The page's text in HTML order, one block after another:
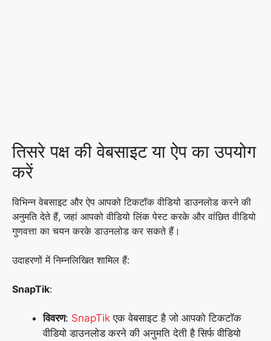
तिसरे पक्ष की वेबसाइट या ऐप का उपयोग
करें
विभिन्न वेबसाइट और ऐप आपको टिकटॉक वीडियो डाउनलोड करने की
अनुमति देते हैं, जहां आपको वीडियो लिंक पेस्ट करके और वांछित वीडियो
गुणवत्ता का चयन करके डाउनलोड कर सकते हैं।
उदाहरणों में निम्नलिखित शामिल हैं:
SnapTik:
विवरण: SnapTik एक वेबसाइट है जो आपको टिकटॉक
वीडियो डाउनलोड करने की अनुमति देती है सिर्फ वीडियो